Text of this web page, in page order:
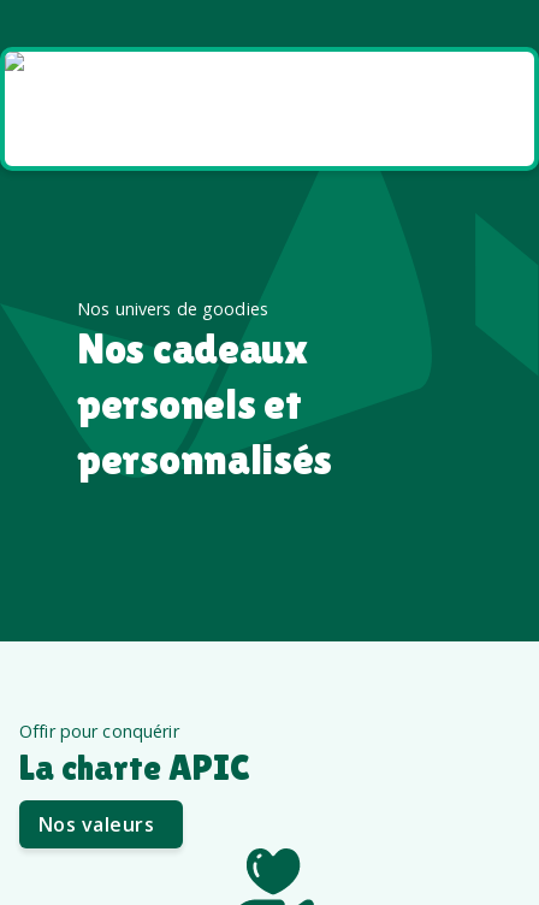
Nos univers de goodies
Nos cadeaux
personels et
personnalisés
Offir pour conquérir
La charte APIC
Nos valeurs